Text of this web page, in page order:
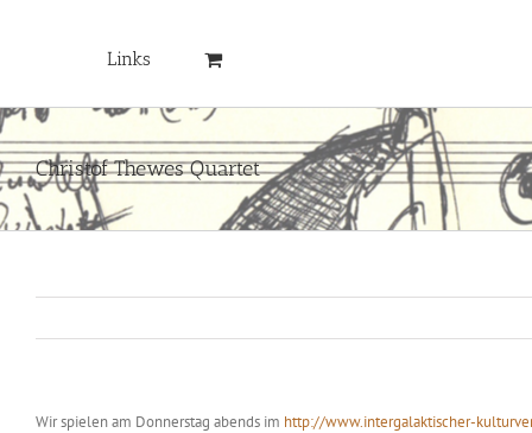
Links
Christof Thewes Quartet
Wir spielen am Donnerstag abends im http://www.intergalaktischer-